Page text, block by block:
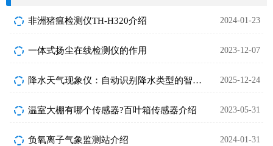
非洲猪瘟检测仪TH-H320介绍 2024-01-23
一体式扬尘在线检测仪的作用 2023-12-07
降水天气现象仪：自动识别降水类型的智能气象设备 2025-12-24
温室大棚有哪个传感器?百叶箱传感器介绍 2023-05-31
负氧离子气象监测站介绍 2024-01-31